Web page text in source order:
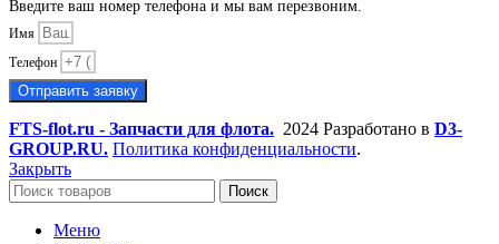
Введите ваш номер телефона и мы вам перезвоним.
Имя
Телефон
Отправить заявку
FTS-flot.ru - Запчасти для флота. 2024 Разработано в D3-
GROUP.RU. Политика конфиденциальности.
Закрыть
Поиск
Меню